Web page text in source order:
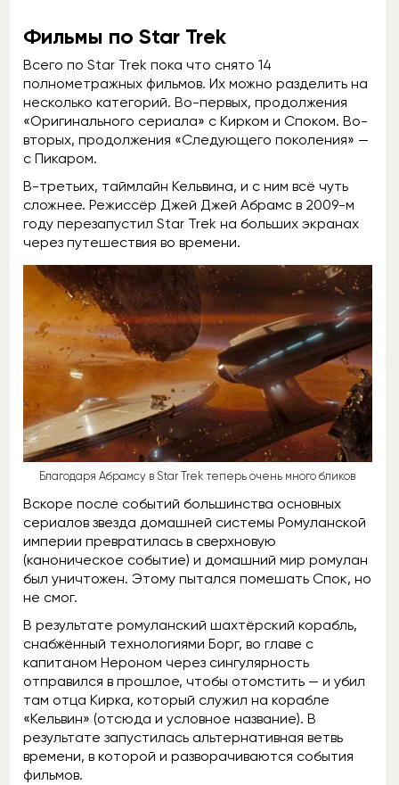
Фильмы по Star Trek
Всего по Star Trek пока что снято 14
полнометражных фильмов. Их можно разделить на
несколько категорий. Во-первых, продолжения
«Оригинального сериала» с Кирком и Споком. Во-
вторых, продолжения «Следующего поколения» —
с Пикаром.
В-третьих, таймлайн Кельвина, и с ним всё чуть
сложнее. Режиссёр Джей Джей Абрамс в 2009-м
году перезапустил Star Trek на больших экранах
через путешествия во времени.
Благодаря Абрамсу в Star Trek теперь очень много бликов
Вскоре после событий большинства основных
сериалов звезда домашней системы Ромуланской
империи превратилась в сверхновую
(каноническое событие) и домашний мир ромулан
был уничтожен. Этому пытался помешать Спок, но
не смог.
В результате ромуланский шахтёрский корабль,
снабжённый технологиями Борг, во главе с
капитаном Нероном через сингулярность
отправился в прошлое, чтобы отомстить — и убил
там отца Кирка, который служил на корабле
«Кельвин» (отсюда и условное название). В
результате запустилась альтернативная ветвь
времени, в которой и разворачиваются события
фильмов.